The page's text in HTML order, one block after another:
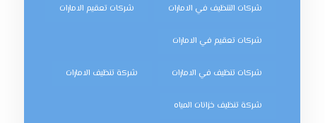
شركات التنظيف في الامارات شركات تعقيم الامارات
شركات تعقيم في الامارات
شركات تنظيف في الامارات شركة تنظيف الامارات
شركة تنظيف خزانات المياه